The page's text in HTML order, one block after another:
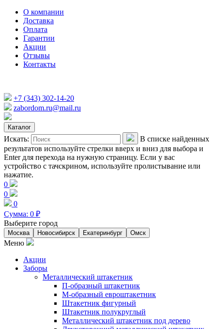
О компании
Доставка
Оплата
Гарантии
Акции
Отзывы
Контакты
+7 (343) 302-14-20
zabordom.ru@mail.ru
Каталог
Искать:
В списке найденных
результатов используйте стрелки вверх и вниз для выбора и
Enter для перехода на нужную страницу. Если у вас
устройство с тачскрином, используйте пролистывание или
нажатие.
0
0
0
Сумма: 0 ₽
Выберите город
Москва Новосибирск Екатеринбург Омск
Меню
Акции
Заборы
Металлический штакетник
П-образный штакетник
М-образный евроштакетник
Штакетник фигурный
Штакетник полукруглый
Металлический штакетник под дерево